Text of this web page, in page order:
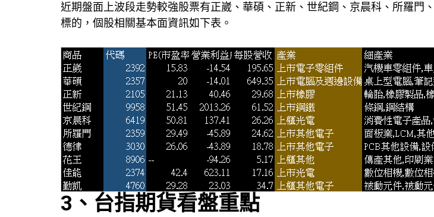
近期盤面上波段走勢較強股票有正崴、華碩、正新、世紀鋼、京晨科、所羅門
標的，個股相關基本面資訊如下表。
3、台指期貨看盤重點